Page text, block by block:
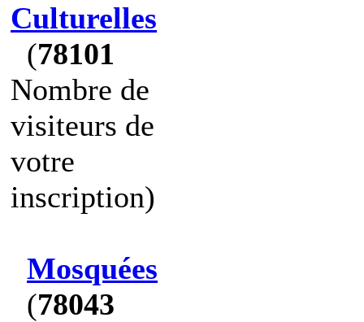
Culturelles
(78101
Nombre de
visiteurs de
votre
inscription)
Mosquées
(78043